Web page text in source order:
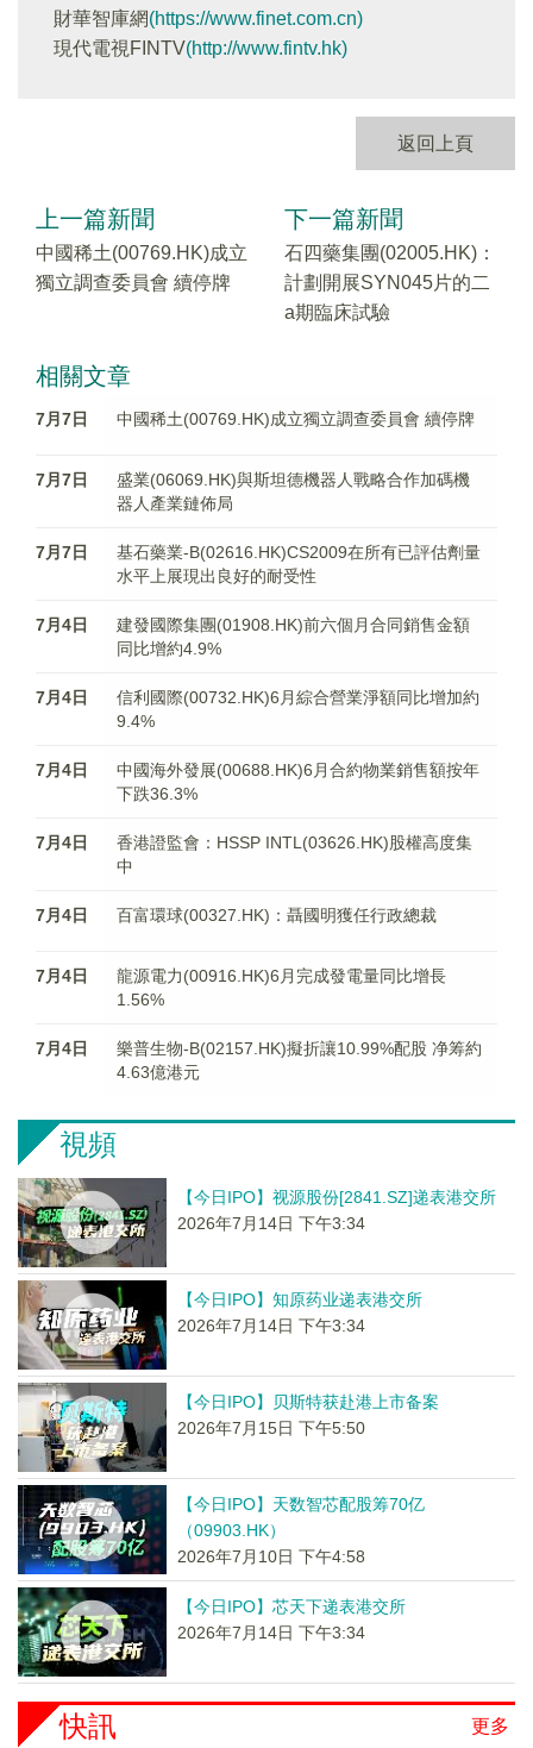
財華智庫網(https://www.finet.com.cn)
現代電視FINTV(http://www.fintv.hk)
返回上頁
上一篇新聞
中國稀土(00769.HK)成立
獨立調查委員會 續停牌
下一篇新聞
石四藥集團(02005.HK)：
計劃開展SYN045片的二
a期臨床試驗
相關文章
7月7日 中國稀土(00769.HK)成立獨立調查委員會 續停牌
7月7日
盛業(06069.HK)與斯坦德機器人戰略合作加碼機
器人產業鏈佈局
7月7日
基石藥業-B(02616.HK)CS2009在所有已評估劑量
水平上展現出良好的耐受性
7月4日
建發國際集團(01908.HK)前六個月合同銷售金額
同比增約4.9%
7月4日
信利國際(00732.HK)6月綜合營業淨額同比增加約
9.4%
7月4日
中國海外發展(00688.HK)6月合約物業銷售額按年
下跌36.3%
7月4日
香港證監會：HSSP INTL(03626.HK)股權高度集
中
7月4日 百富環球(00327.HK)：聶國明獲任行政總裁
7月4日
龍源電力(00916.HK)6月完成發電量同比增長
1.56%
7月4日
樂普生物-B(02157.HK)擬折讓10.99%配股 净筹約
4.63億港元
視頻
【今日IPO】视源股份[2841.SZ]递表港交所
2026年7月14日 下午3:34
【今日IPO】知原药业递表港交所
2026年7月14日 下午3:34
【今日IPO】贝斯特获赴港上市备案
2026年7月15日 下午5:50
【今日IPO】天数智芯配股筹70亿
（09903.HK）
2026年7月10日 下午4:58
【今日IPO】芯天下递表港交所
2026年7月14日 下午3:34
更多
快訊